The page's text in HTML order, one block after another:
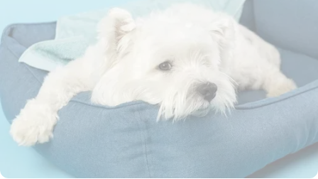
welche Kosten auf dich zukommen können und wie Dalma dich
finanziell unterstützt.